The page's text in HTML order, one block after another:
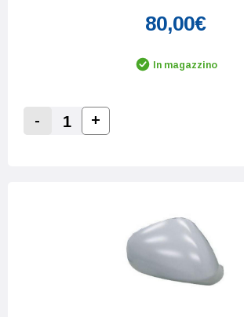
80,00€
In magazzino
Decrease Quantity:
-
Increase Quantity:
+